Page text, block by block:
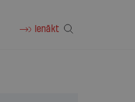
Ienākt